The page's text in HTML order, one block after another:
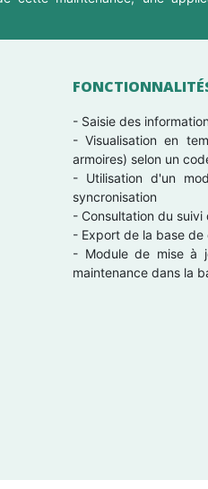
- Saisie des
- Visualisation en
armoires) selon un
- Utilisation d'un
syncronisation
- Consultation du
- Export de la base
- Module de mise à
maintenance dans la